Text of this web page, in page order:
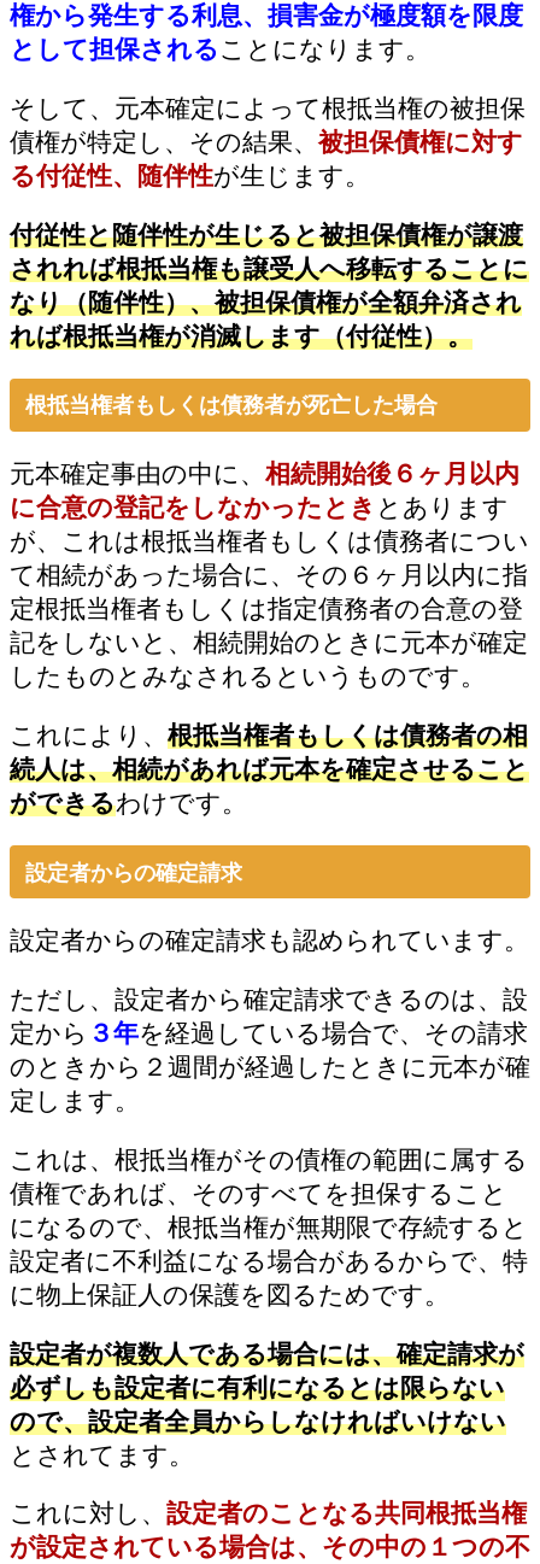
権から発生する利息、損害金が極度額を限度
として担保される ことになります。
そして、元本確定によって根抵当権の被担保
債権が特定し、その結果、被担保債権に対す
る付従性、随伴性が生じます。
付従性と随伴性が生じると被担保債権が譲渡
されれば根抵当権も譲受人へ移転することに
なり（随伴性）、被担保債権が全額弁済され
れば根抵当権が消滅します（付従性）。
根抵当権者もしくは債務者が死亡した場合
元本確定事由の中に、 相続開始後６ヶ月以内
に合意の登記をしなかったとき とあります
が、これは根抵当権者もしくは債務者につい
て相続があった場合に、その６ヶ月以内に指
定根抵当権者もしくは指定債務者の合意の登
記をしないと、相続開始のときに元本が確定
したものとみなされるというものです。
これにより、 根抵当権者もしくは債務者の相
続人は、相続があれば元本を確定させること
ができるわけです。
設定者からの確定請求
設定者からの確定請求も認められています。
ただし、設定者から確定請求できるのは、設
定から ３年を経過している場合で、その請求
のときから２週間が経過したときに元本が確
定します。
これは、根抵当権がその債権の範囲に属する
債権であれば、そのすべてを担保すること
になるので、根抵当権が無期限で存続すると
設定者に不利益になる場合があるからで、特
に物上保証人の保護を図るためです。
設定者が複数人である場合には、確定請求が
必ずしも設定者に有利になるとは限らない
ので、設定者全員からしなければいけない
とされてます。
これに対し、 設定者のことなる共同根抵当権
が設定されている場合は、その中の１つの不